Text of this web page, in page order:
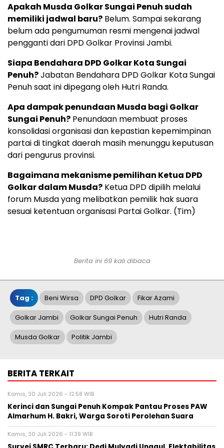
Apakah Musda Golkar Sungai Penuh sudah
memiliki jadwal baru? Belum. Sampai sekarang
belum ada pengumuman resmi mengenai jadwal
pengganti dari DPD Golkar Provinsi Jambi.
Siapa Bendahara DPD Golkar Kota Sungai
Penuh?Jabatan Bendahara DPD Golkar Kota Sungai
Penuh saat ini dipegang oleh Hutri Randa.
Apa dampak penundaan Musda bagi Golkar
Sungai Penuh? Penundaan membuat proses
konsolidasi organisasi dan kepastian kepemimpinan
partai di tingkat daerah masih menunggu keputusan
dari pengurus provinsi.
Bagaimana mekanisme pemilihan Ketua DPD
Golkar dalam Musda? Ketua DPD dipilih melalui
forum Musda yang melibatkan pemilik hak suara
sesuai ketentuan organisasi Partai Golkar. (Tim)
Berita ini 69 kali dibaca
Tag : Beni Wirsa DPD Golkar Fikar Azami
Golkar Jambi Golkar Sungai Penuh Hutri Randa
Musda Golkar Politik Jambi
BERITA TERKAIT
Kamis, 30 Juli 2026 - 12:58 WIB
Kerinci dan Sungai Penuh Kompak Pantau Proses PAW
Almarhum H. Bakri, Warga Soroti Perolehan Suara
Kamis, 30 Juli 2026 - 11:39 WIB